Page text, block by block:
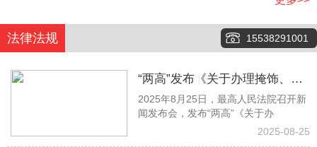
法律法规 15538291001
“两高”发布《关于办理掩饰、隐
瞒犯罪所得、犯罪所得收益刑事
案件适用法律若干问题的解释》
2025年8月25日，最高人民法院召开新
闻发布会，发布“两高”《关于办
2025-08-25